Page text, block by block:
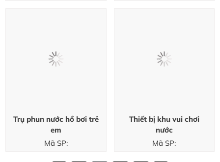
Trụ phun nước hồ bơi trẻ
em
Mã SP:
Thiết bị khu vui chơi
nước
Mã SP: